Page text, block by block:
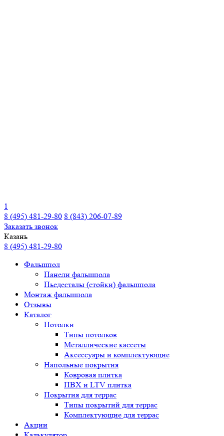
1
8 (495) 481-29-80 8 (843) 206-07-89
Заказать звонок
Казань
8 (495) 481-29-80
Фальшпол
Панели фальшпола
Пьедесталы (стойки) фальшпола
Монтаж фальшпола
Отзывы
Каталог
Потолки
Типы потолков
Металлические кассеты
Аксессуары и комплектующие
Напольные покрытия
Ковровая плитка
ПВХ и LTV плитка
Покрытия для террас
Типы покрытий для террас
Комплектующие для террас
Акции